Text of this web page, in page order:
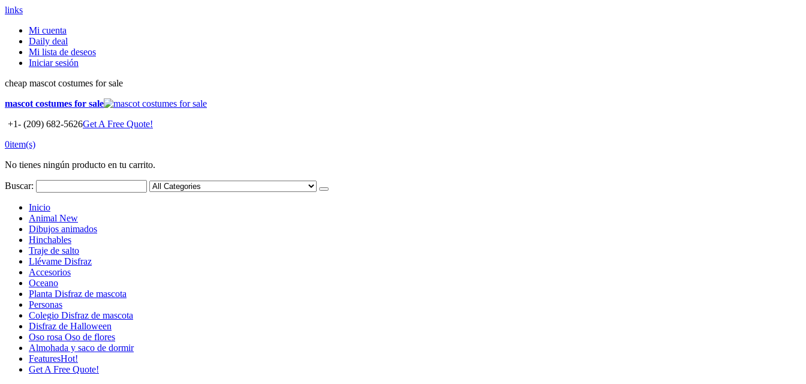
links
Mi cuenta
Daily deal
Mi lista de deseos
Iniciar sesión
cheap mascot costumes for sale
mascot costumes for sale
+1- (209) 682-5626Get A Free Quote!
0item(s)
No tienes ningún producto en tu carrito.
Buscar:
Inicio
Animal New
Dibujos animados
Hinchables
Traje de salto
Llévame Disfraz
Accesorios
Oceano
Planta Disfraz de mascota
Personas
Colegio Disfraz de mascota
Disfraz de Halloween
Oso rosa Oso de flores
Almohada y saco de dormir
FeaturesHot!
Get A Free Quote!